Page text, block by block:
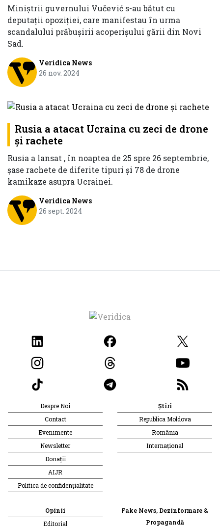
Miniștrii guvernului Vučević s-au bătut cu
deputații opoziției, care manifestau în urma
scandalului prăbușirii acoperișului gării din Novi
Sad.
Veridica News
26 nov. 2024
Rusia a atacat Ucraina cu zeci de drone
şi rachete
Rusia a lansat , în noaptea de 25 spre 26 septembrie,
şase rachete de diferite tipuri şi 78 de drone
kamikaze asupra Ucrainei.
Veridica News
26 sept. 2024
Despre Noi
Contact
Evenimente
Newsletter
Donații
AIJR
Politica de confidențialitate
Știri
Republica Moldova
România
Internațional
Opinii
Editorial
Fake News, Dezinformare &
Propagandă